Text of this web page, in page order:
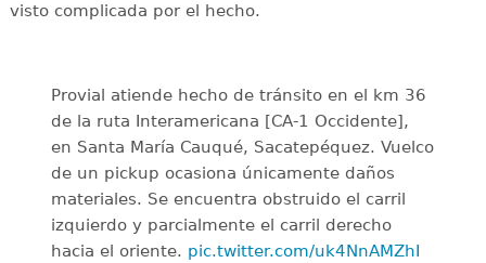
visto complicada por el hecho.
Provial atiende hecho de tránsito en el km 36
de la ruta Interamericana [CA-1 Occidente],
en Santa María Cauqué, Sacatepéquez. Vuelco
de un pickup ocasiona únicamente daños
materiales. Se encuentra obstruido el carril
izquierdo y parcialmente el carril derecho
hacia el oriente. pic.twitter.com/uk4NnAMZhI